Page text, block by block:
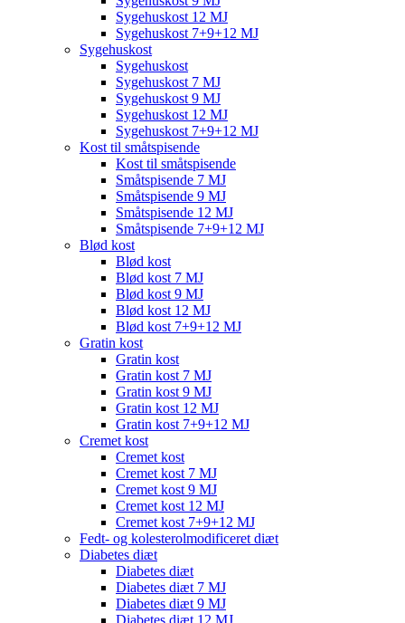
Sygehuskost 12 MJ
Sygehuskost 7+9+12 MJ
Sygehuskost
Sygehuskost
Sygehuskost 7 MJ
Sygehuskost 9 MJ
Sygehuskost 12 MJ
Sygehuskost 7+9+12 MJ
Kost til småtspisende
Kost til småtspisende
Småtspisende 7 MJ
Småtspisende 9 MJ
Småtspisende 12 MJ
Småtspisende 7+9+12 MJ
Blød kost
Blød kost
Blød kost 7 MJ
Blød kost 9 MJ
Blød kost 12 MJ
Blød kost 7+9+12 MJ
Gratin kost
Gratin kost
Gratin kost 7 MJ
Gratin kost 9 MJ
Gratin kost 12 MJ
Gratin kost 7+9+12 MJ
Cremet kost
Cremet kost
Cremet kost 7 MJ
Cremet kost 9 MJ
Cremet kost 12 MJ
Cremet kost 7+9+12 MJ
Fedt- og kolesterolmodificeret diæt
Diabetes diæt
Diabetes diæt
Diabetes diæt 7 MJ
Diabetes diæt 9 MJ
Diabetes diæt 12 MJ